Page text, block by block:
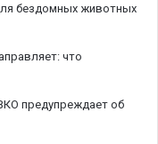
бездомных животных
что
предупреждает об